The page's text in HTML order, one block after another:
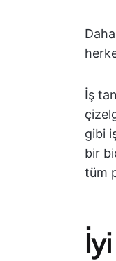
İş
gibi
bir
tüm